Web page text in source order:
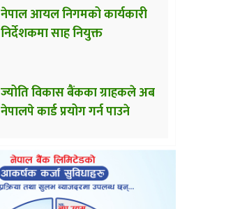
नेपाल आयल निगमको कार्यकारी
निर्देशकमा साह नियुक्त
ज्योति विकास बैंकका ग्राहकले अब
नेपालपे कार्ड प्रयोग गर्न पाउने